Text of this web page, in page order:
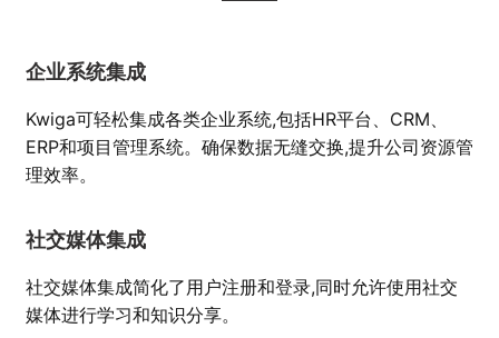
企业系统集成
Kwiga可轻松集成各类企业系统,包括HR平台、CRM、
ERP和项目管理系统。确保数据无缝交换,提升公司资源管
理效率。
社交媒体集成
社交媒体集成简化了用户注册和登录,同时允许使用社交
媒体进行学习和知识分享。